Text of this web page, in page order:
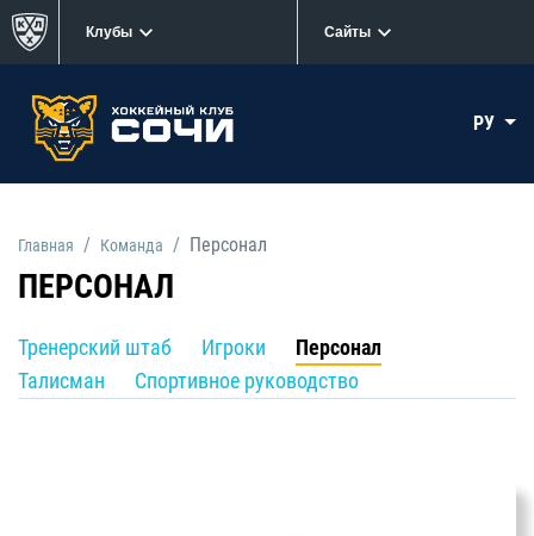
Клубы Сайты
РУ
Главная Кoманда Персонал
ПЕРСОНАЛ
Тренерский штаб Игроки
Персонал
Талисман
Спортивное руководство